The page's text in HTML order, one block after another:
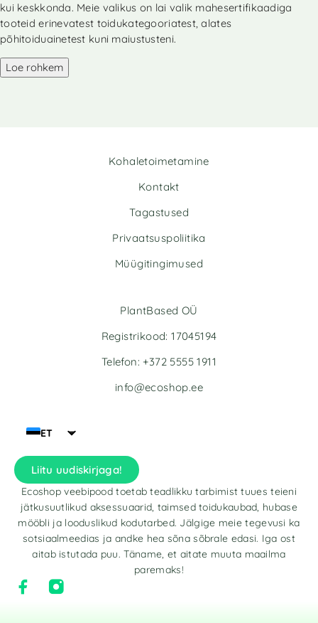
kui keskkonda. Meie valikus on lai valik mahesertifikaadiga
tooteid erinevatest toidukategooriatest, alates
põhitoiduainetest kuni maiustusteni.
Loe rohkem
Kohaletoimetamine
Kontakt
Tagastused
Privaatsuspoliitika
Müügitingimused
ET
Liitu uudiskirjaga!
Ecoshop veebipood toetab teadlikku tarbimist tuues teieni
jätkusuutlikud aksessuaarid, taimsed toidukaubad, hubase
mööbli ja looduslikud kodutarbed. Jälgige meie tegevusi ka
sotsiaalmeedias ja andke hea sõna sõbrale edasi. Iga ost
aitab istutada puu. Täname, et aitate muuta maailma
paremaks!
PlantBased OÜ
Registrikood: 17045194
Telefon: +372 5555 1911
info@ecoshop.ee